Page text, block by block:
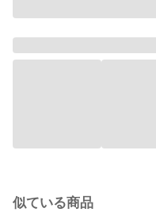
似ている商品